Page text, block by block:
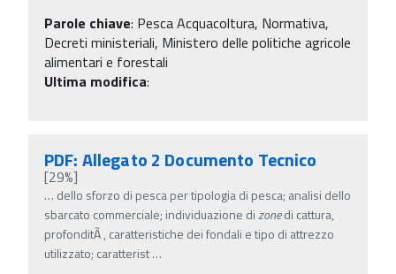
Parole chiave: Pesca Acquacoltura, Normativa,
Decreti ministeriali, Ministero delle politiche agricole
alimentari e forestali
Ultima modifica:
PDF: Allegato 2 Documento Tecnico
[29%]
… dello sforzo di pesca per tipologia di pesca; analisi dello
sbarcato commerciale; individuazione dizonedi cattura,
profonditÃ , caratteristiche dei fondali e tipo di attrezzo
utilizzato; caratterist…